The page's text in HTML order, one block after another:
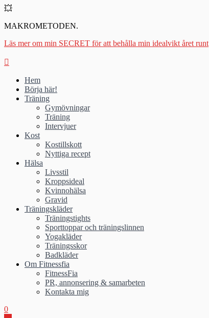
💥
MAKROMETODEN.
Läs mer om min SECRET för att behålla min idealvikt året runt
Hem
Börja här!
Träning
Gymövningar
Träning
Intervjuer
Kost
Kostillskott
Nyttiga recept
Hälsa
Livsstil
Kroppsideal
Kvinnohälsa
Gravid
Träningskläder
Träningstights
Sporttoppar och träningslinnen
Yogakläder
Träningsskor
Badkläder
Om Fitnessfia
FitnessFia
PR, annonsering & samarbeten
Kontakta mig
0